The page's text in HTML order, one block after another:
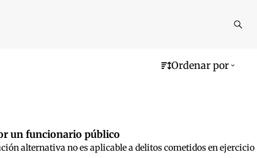
Ordenar por
un funcionario público
alternativa no es aplicable a delitos cometidos en ejercicio